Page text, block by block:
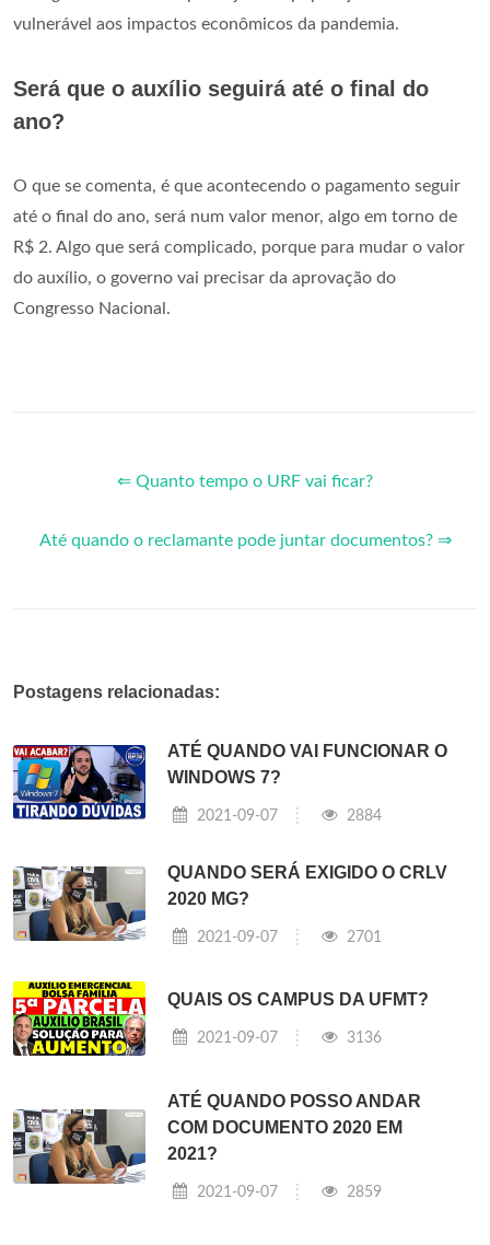
vulnerável aos impactos econômicos da pandemia.
Será que o auxílio seguirá até o final do
ano?
O que se comenta, é que acontecendo o pagamento seguir
até o final do ano, será num valor menor, algo em torno de
R$ 2. Algo que será complicado, porque para mudar o valor
do auxílio, o governo vai precisar da aprovação do
Congresso Nacional.
⇐ Quanto tempo o URF vai ficar?
Até quando o reclamante pode juntar documentos? ⇒
Postagens relacionadas:
ATÉ QUANDO VAI FUNCIONAR O
WINDOWS 7?
2021-09-07 2884
QUANDO SERÁ EXIGIDO O CRLV
2020 MG?
2021-09-07 2701
QUAIS OS CAMPUS DA UFMT?
2021-09-07 3136
ATÉ QUANDO POSSO ANDAR
COM DOCUMENTO 2020 EM
2021?
2021-09-07 2859